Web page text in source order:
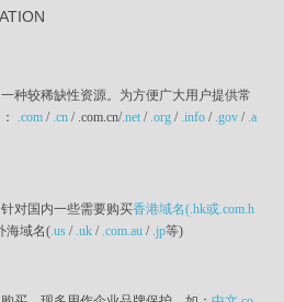
种较稀缺性资源。为方便广大用户提供常
.com / .cn / .com.cn/.net / .org / .info / .gov / .a
对国内一些需要购买香港域名(.hk或.com.h
海域名(.us / .uk / .com.au / .jp等)